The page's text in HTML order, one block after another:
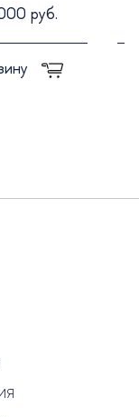
руб.